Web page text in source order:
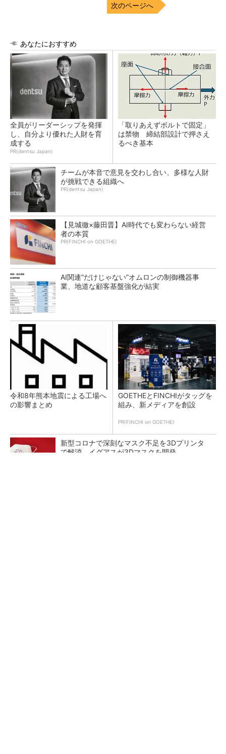
次のページへ
あなたにおすすめ
全員がリーダーシップを発揮
し、自分より優れた人財を育
成する
PR(dentsu Japan)
「取りあえずボルトで固定」
は禁物 締結部設計で押さえ
るべき基本
チームが本音で意見を交わし合い、多様な人財
が挑戦できる組織へ
PR(dentsu Japan)
【見城徹×藤田晋】AI時代でも変わらない経営
者の本質
PR(FINCHI on GOETHE)
AI関連“だけじゃない”オムロンの制御機器事
業、地道な顧客基盤強化が結実
令和8年熊本地震による工場へ
の影響まとめ
GOETHEとFINCHIがタッグを
組み、新メディアを創設
PR(FINCHI on GOETHE)
新型コロナで深刻なマスク不足を3Dプリンタ
で解消、イグアスが3Dマスクを開発